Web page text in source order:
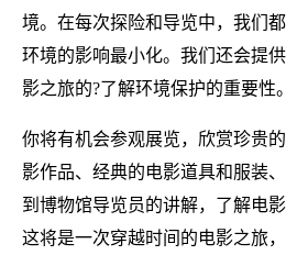
境。在每次探险和导览中，我们
环境的影响最小化。我们还会提
影之旅的?了解环境保护的重要性。
你将有机会参观展览，欣赏珍贵
影作品、经典的电影道具和服装
到博物馆导览员的讲解，了解电
这将是一次穿越时间的电影之旅